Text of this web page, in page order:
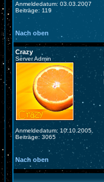
Anmeldedatum: 03.03.2007
Beiträge: 119
Nach oben
Crazy
Server Admin
Anmeldedatum: 10.10.2005
Beiträge: 3065
Nach oben